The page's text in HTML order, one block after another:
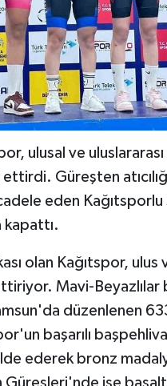
ulusal ve
ettirdi. Güreşten
eden
kapattı.
olan Kağıtspor, ulus
Mavi-Beyazlılar
düzenlenen
başarılı
ederek bronz
Güreşleri'nde ise